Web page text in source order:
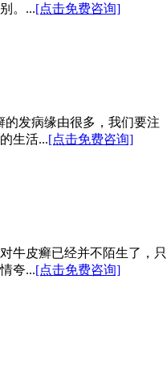
。...[点击免费咨询]
的发病缘由很多，我们要注
生活...[点击免费咨询]
牛皮癣已经并不陌生了，只
夸...[点击免费咨询]